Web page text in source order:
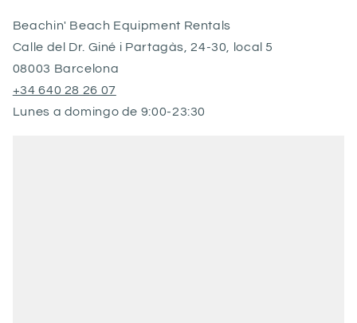
Beachin' Beach Equipment Rentals
Calle del Dr. Giné i Partagàs, 24-30, local 5
08003 Barcelona
+34 640 28 26 07
Lunes a domingo de 9:00-23:30